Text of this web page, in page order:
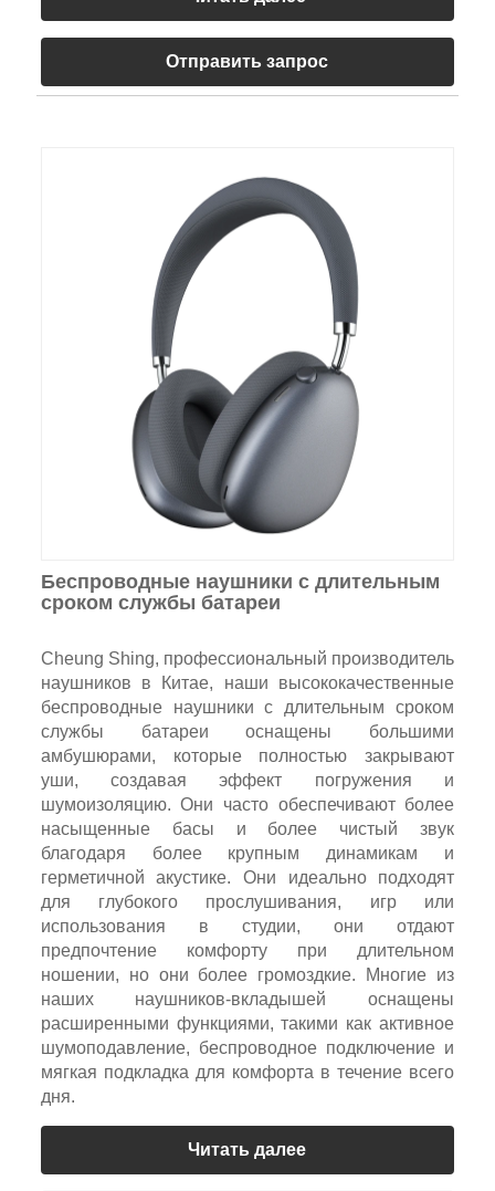
Отправить запрос
Беспроводные наушники с длительным
сроком службы батареи
Cheung Shing, профессиональный производитель
наушников в Китае, наши высококачественные
беспроводные наушники с длительным сроком
службы батареи оснащены большими
амбушюрами, которые полностью закрывают
уши, создавая эффект погружения и
шумоизоляцию. Они часто обеспечивают более
насыщенные басы и более чистый звук
благодаря более крупным динамикам и
герметичной акустике. Они идеально подходят
для глубокого прослушивания, игр или
использования в студии, они отдают
предпочтение комфорту при длительном
ношении, но они более громоздкие. Многие из
наших наушников-вкладышей оснащены
расширенными функциями, такими как активное
шумоподавление, беспроводное подключение и
мягкая подкладка для комфорта в течение всего
дня.
Читать далее